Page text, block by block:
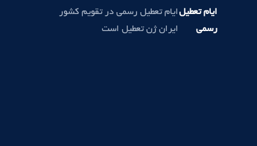
ایام تعطیل
رسمی
ایام تعطیل رسمی در تقویم کشور
ایران ژن تعطیل است